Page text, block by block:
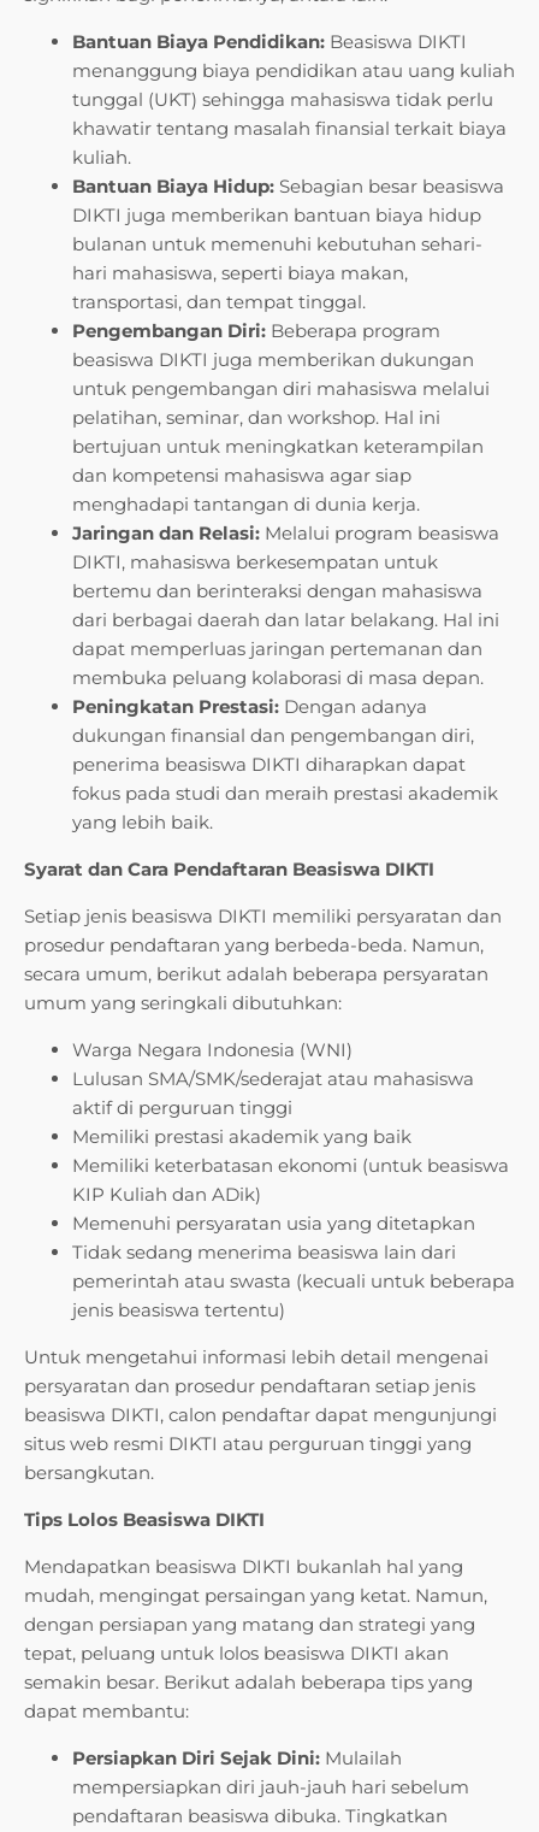
Bantuan Biaya Pendidikan: Beasiswa DIKTI
menanggung biaya pendidikan atau uang kuliah
tunggal (UKT) sehingga mahasiswa tidak perlu
khawatir tentang masalah finansial terkait biaya
kuliah.
Bantuan Biaya Hidup: Sebagian besar beasiswa
DIKTI juga memberikan bantuan biaya hidup
bulanan untuk memenuhi kebutuhan sehari-
hari mahasiswa, seperti biaya makan,
transportasi, dan tempat tinggal.
Pengembangan Diri: Beberapa program
beasiswa DIKTI juga memberikan dukungan
untuk pengembangan diri mahasiswa melalui
pelatihan, seminar, dan workshop. Hal ini
bertujuan untuk meningkatkan keterampilan
dan kompetensi mahasiswa agar siap
menghadapi tantangan di dunia kerja.
Jaringan dan Relasi: Melalui program beasiswa
DIKTI, mahasiswa berkesempatan untuk
bertemu dan berinteraksi dengan mahasiswa
dari berbagai daerah dan latar belakang. Hal ini
dapat memperluas jaringan pertemanan dan
membuka peluang kolaborasi di masa depan.
Peningkatan Prestasi: Dengan adanya
dukungan finansial dan pengembangan diri,
penerima beasiswa DIKTI diharapkan dapat
fokus pada studi dan meraih prestasi akademik
yang lebih baik.
Syarat dan Cara Pendaftaran Beasiswa DIKTI
Setiap jenis beasiswa DIKTI memiliki persyaratan dan
prosedur pendaftaran yang berbeda-beda. Namun,
secara umum, berikut adalah beberapa persyaratan
umum yang seringkali dibutuhkan:
Warga Negara Indonesia (WNI)
Lulusan SMA/SMK/sederajat atau mahasiswa
aktif di perguruan tinggi
Memiliki prestasi akademik yang baik
Memiliki keterbatasan ekonomi (untuk beasiswa
KIP Kuliah dan ADik)
Memenuhi persyaratan usia yang ditetapkan
Tidak sedang menerima beasiswa lain dari
pemerintah atau swasta (kecuali untuk beberapa
jenis beasiswa tertentu)
Untuk mengetahui informasi lebih detail mengenai
persyaratan dan prosedur pendaftaran setiap jenis
beasiswa DIKTI, calon pendaftar dapat mengunjungi
situs web resmi DIKTI atau perguruan tinggi yang
bersangkutan.
Tips Lolos Beasiswa DIKTI
Mendapatkan beasiswa DIKTI bukanlah hal yang
mudah, mengingat persaingan yang ketat. Namun,
dengan persiapan yang matang dan strategi yang
tepat, peluang untuk lolos beasiswa DIKTI akan
semakin besar. Berikut adalah beberapa tips yang
dapat membantu:
Persiapkan Diri Sejak Dini: Mulailah
mempersiapkan diri jauh-jauh hari sebelum
pendaftaran beasiswa dibuka. Tingkatkan